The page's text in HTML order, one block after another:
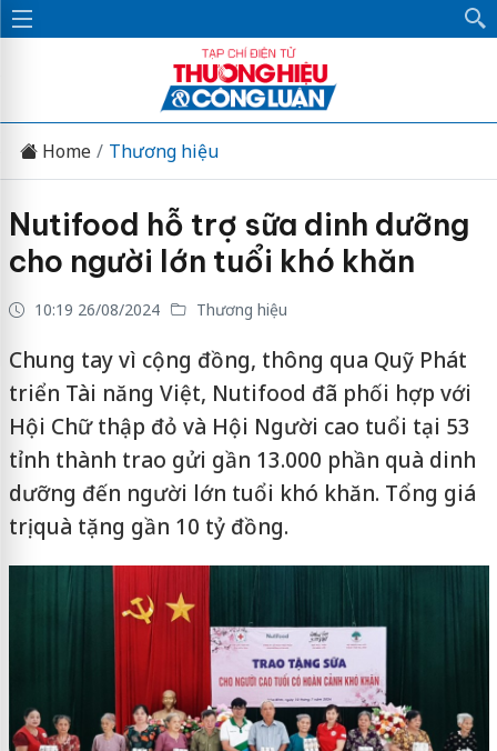
Home Thương hiệu
Nutifood hỗ trợ sữa dinh dưỡng
cho người lớn tuổi khó khăn
10:19 26/08/2024 Thương hiệu
Chung tay vì cộng đồng, thông qua Quỹ Phát
triển Tài năng Việt, Nutifood đã phối hợp với
Hội Chữ thập đỏ và Hội Người cao tuổi tại 53
tỉnh thành trao gửi gần 13.000 phần quà dinh
dưỡng đến người lớn tuổi khó khăn. Tổng giá
trị quà tặng gần 10 tỷ đồng.